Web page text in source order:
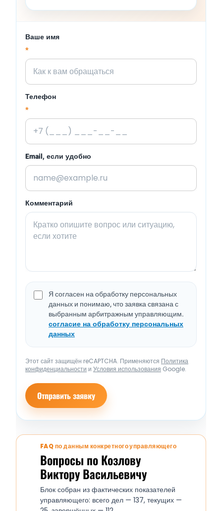
Ваше имя
*
Телефон
*
Email, если удобно
Комментарий
Я согласен на обработку персональных
данных и понимаю, что заявка связана с
выбранным арбитражным управляющим.
согласие на обработку персональных
данных
Этот сайт защищён reCAPTCHA. Применяются Политика
конфиденциальности и Условия использования Google.
Отправить заявку
FAQ по данным конкретного управляющего
Вопросы по Козлову
Виктору Васильевичу
Блок собран из фактических показателей
управляющего: всего дел — 137, текущих —